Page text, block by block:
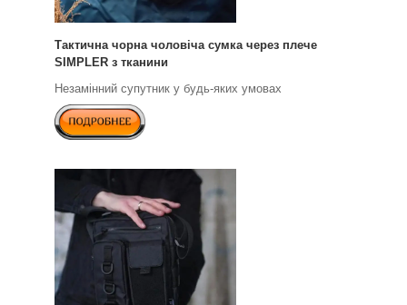
Тактична чорна чоловіча сумка через плече
SIMPLER з тканини
Незамінний супутник у будь-яких умовах